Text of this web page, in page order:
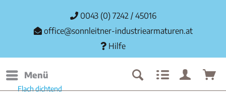
0043 (0) 7242 / 45016
office@sonnleitner-industriearmaturen.at
Hilfe
Menü
Flach dichtend